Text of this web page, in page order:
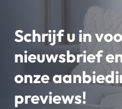
Schrijf u in
nieuwsbrief
onze
previews!